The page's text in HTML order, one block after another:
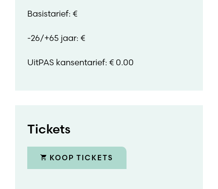
Basistarief: €
-26/+65 jaar: €
UitPAS kansentarief: € 0.00
Tickets
KOOP TICKETS